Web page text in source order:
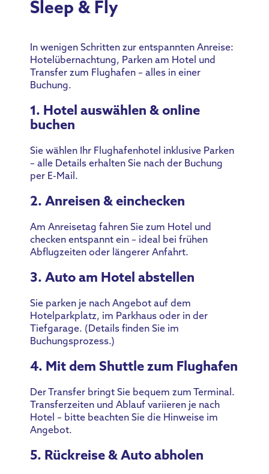
Sleep & Fly
In wenigen Schritten zur entspannten Anreise:
Hotelübernachtung, Parken am Hotel und
Transfer zum Flughafen – alles in einer
Buchung.
1. Hotel auswählen & online
buchen
Sie wählen Ihr Flughafenhotel inklusive Parken
– alle Details erhalten Sie nach der Buchung
per E-Mail.
2. Anreisen & einchecken
Am Anreisetag fahren Sie zum Hotel und
checken entspannt ein – ideal bei frühen
Abflugzeiten oder längerer Anfahrt.
3. Auto am Hotel abstellen
Sie parken je nach Angebot auf dem
Hotelparkplatz, im Parkhaus oder in der
Tiefgarage. (Details finden Sie im
Buchungsprozess.)
4. Mit dem Shuttle zum Flughafen
Der Transfer bringt Sie bequem zum Terminal.
Transferzeiten und Ablauf variieren je nach
Hotel – bitte beachten Sie die Hinweise im
Angebot.
5. Rückreise & Auto abholen